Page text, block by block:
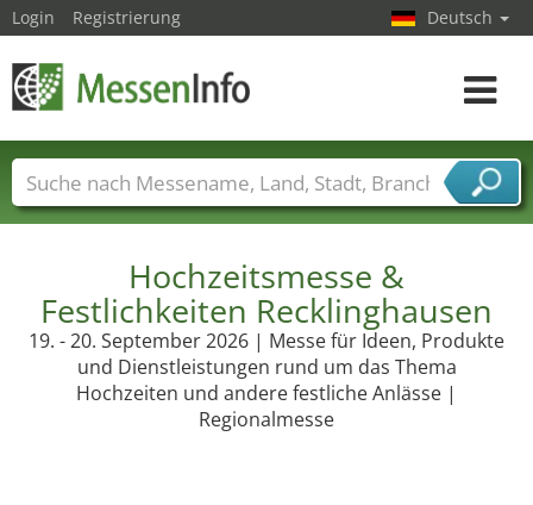
Hochzeitsmesse &
Festlichkeiten Recklinghausen
19. - 20. September 2026 | Messe für Ideen, Produkte
und Dienstleistungen rund um das Thema
Hochzeiten und andere festliche Anlässe |
Regionalmesse
Login Registrierung Deutsch
Toggle
Messenamen Länder Städte
Branchen